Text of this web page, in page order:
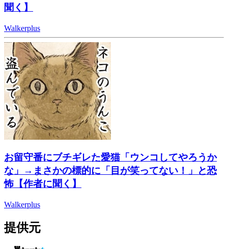
聞く】
Walkerplus
お留守番にブチギレた愛猫「ウンコしてやろうか
な」→まさかの標的に「目が笑ってない！」と恐
怖【作者に聞く】
Walkerplus
提供元